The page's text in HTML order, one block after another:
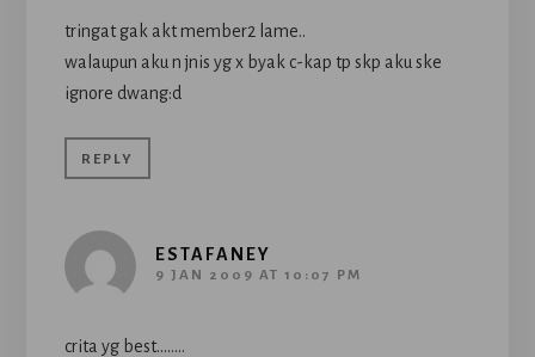
tringat gak akt member2 lame..
walaupun aku n jnis yg x byak c-kap tp skp aku ske
ignore dwang:d
REPLY
ESTAFANEY
9 JAN 2009 AT 10:07 PM
crita yg best……..